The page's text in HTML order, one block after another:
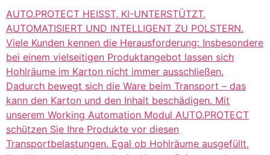
AUTO.PROTECT HEISST, KI-UNTERSTÜTZT,
AUTOMATISIERT UND INTELLIGENT ZU POLSTERN.
Viele Kunden kennen die Herausforderung: Insbesondere
bei einem vielseitigen Produktangebot lassen sich
Hohlräume im Karton nicht immer ausschließen.
Dadurch bewegt sich die Ware beim Transport – das
kann den Karton und den Inhalt beschädigen. Mit
unserem Working Automation Modul AUTO.PROTECT
schützen Sie Ihre Produkte vor diesen
Transportbelastungen. Egal ob Hohlräume ausgefüllt,